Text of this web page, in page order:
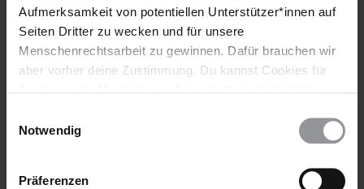
Aufmerksamkeit von potentiellen Unterstützer*innen auf
Seiten Dritter zu wecken und für unsere
Menschenrechtsarbeit zu gewinnen. Dafür brauchen wir
aber vorher deine Zustimmung. Du kannst Cookies für
wieder ändern. Diesen Banner kannst Du über den Link
Notwendig
Präferenzen
FAXE, E-MAILS ODER LUFTPOSTBRIEFE MIT FOLGENDEN
FORDERUNGEN
Ich bitte Sie als Ordnungskräfte unter der Zuständigkeit
mutmaßlichen Entführung von Sivasooriyakumar
Sanaraj einzuleiten, und seine Familie über alle
halten.